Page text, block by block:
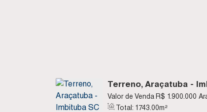
Terreno, Araçatuba -
R$ 1.900.000
Valor de Venda
BrasilTotal: 1743.00m²